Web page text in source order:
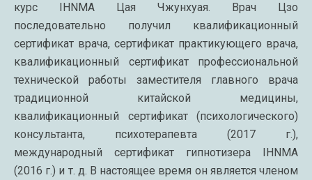
курс IHNMA Цая Чжунхуая. Врач Цзо
последовательно получил квалификационный
сертификат врача, сертификат практикующего врача,
квалификационный сертификат профессиональной
технической работы заместителя главного врача
традиционной китайской медицины,
квалификационный сертификат (психологического)
консультанта, психотерапевта (2017 г.),
международный сертификат гипнотизера IHNMA
(2016 г.) и т. д. В настоящее время он является членом